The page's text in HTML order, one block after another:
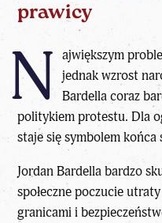
prawicy
N ajwiększym
jednak wzrost
Bardellacoraz
politykiem protestu. Dla
staje się symbolem
Jordan Bardellabardzo
społeczne poczucie
granicami i